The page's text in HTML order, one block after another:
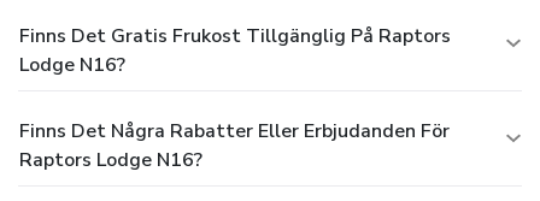
Finns Det Gratis Frukost Tillgänglig På Raptors
Lodge N16?
Finns Det Några Rabatter Eller Erbjudanden För
Raptors Lodge N16?